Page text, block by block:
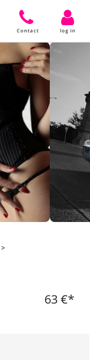
Contact log in
>
63 €*